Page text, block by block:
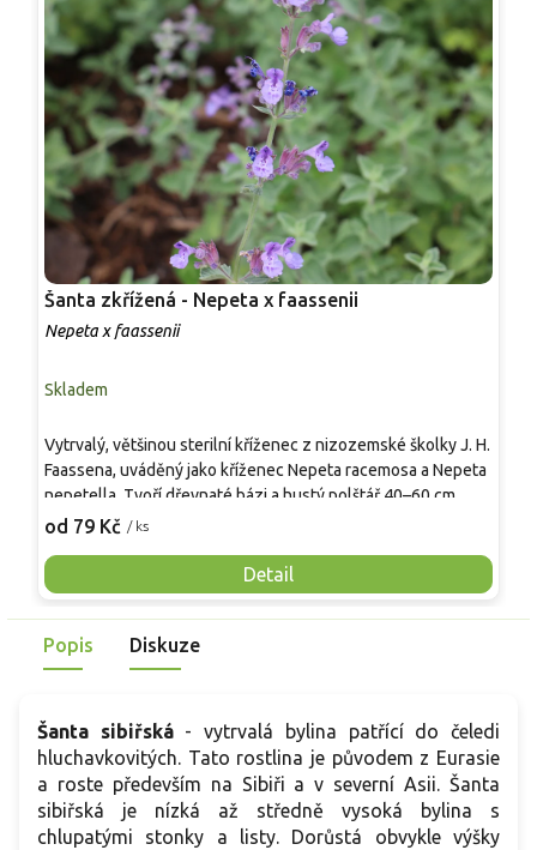
Šanta zkřížená - Nepeta x faassenii
Nepeta x faassenii
Skladem
od 79 Kč / ks
Detail
Vytrvalý, většinou sterilní kříženec z nizozemské školky J. H.
Faassena, uváděný jako kříženec Nepeta racemosa a Nepeta
nepetella. Tvoří dřevnaté bázi a hustý polštář 40–60 cm
vysoký a 60–90 cm široký. Šedozelené, jemně chlupaté listy
klasy modrofialových květů, vyhledávané včelami a čmeláky.
Samovýsev bývá minimální, trs se rozšiřuje hlavně
zahušťováním. V záhonu zjemňuje růže, šalvěje a okrasné
trávy. V mírné zimě zůstává část olistění polostálezelená a
suchá květenství drží strukturu a na podzim působí.
Popis Diskuze
Šanta sibiřská - vytrvalá bylina patřící do čeledi
hluchavkovitých. Tato rostlina je původem z Eurasie
a roste především na Sibiři a v severní Asii. Šanta
sibiřská je nízká až středně vysoká bylina s
chlupatými stonky a listy. Dorůstá obvykle výšky